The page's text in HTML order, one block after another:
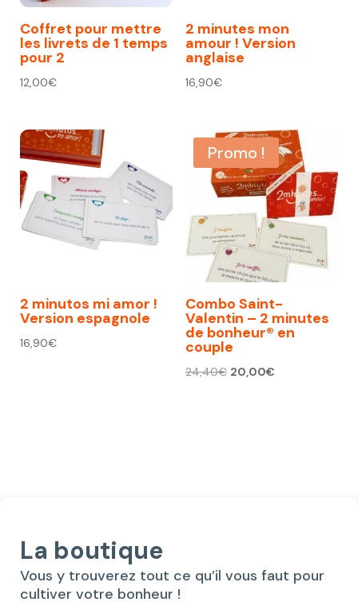
Coffret pour mettre
les livrets de 1 temps
pour 2
12,00€
2 minutes mon
amour ! Version
anglaise
16,90€
2 minutos mi amor !
Version espagnole
16,90€
Promo !
Combo Saint-
Valentin – 2 minutes
de bonheur® en
couple
24,40€ Le
20,00€Le
La boutique
Vous y trouverez tout ce qu’il vous faut pour
cultiver votre bonheur !